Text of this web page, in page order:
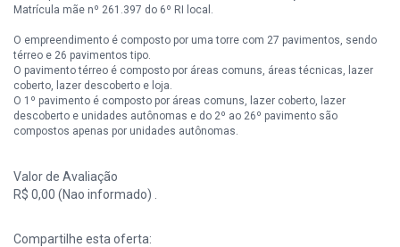
Matrícula mãe nº 261.397 do 6º RI local.
O empreendimento é composto por uma torre com 27 pavimentos, sendo
térreo e 26 pavimentos tipo.
O pavimento térreo é composto por áreas comuns, áreas técnicas, lazer
coberto, lazer descoberto e loja.
O 1º pavimento é composto por áreas comuns, lazer coberto, lazer
descoberto e unidades autônomas e do 2º ao 26º pavimento são
compostos apenas por unidades autônomas.
matrícula individual perante o respectivo RI local e demais órgãos
competentes; (ii) Prédio em construção, com previsão de entrega para
Valor de Avaliação
R$ 0,00 (Nao informado) .
Compartilhe esta oferta: